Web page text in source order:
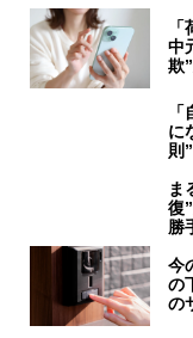
中
欺
に
則
ま
復
勝
今
の
の